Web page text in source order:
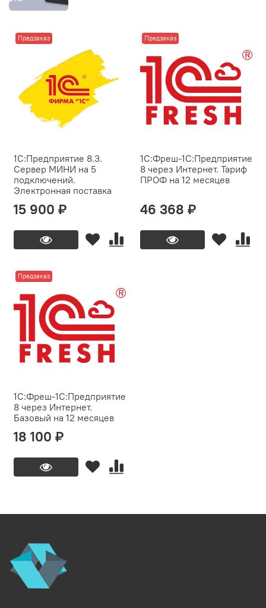
Предзаказ
1С:Предприятие 8.3.
Сервер МИНИ на 5
подключений.
Электронная поставка
15 900 ₽
Предзаказ
1C:Фреш-1C:Предприятие
8 через Интернет. Тариф
ПРОФ на 12 месяцев
46 368 ₽
Предзаказ
1C:Фреш-1C:Предприятие
8 через Интернет.
Базовый на 12 месяцев
18 100 ₽